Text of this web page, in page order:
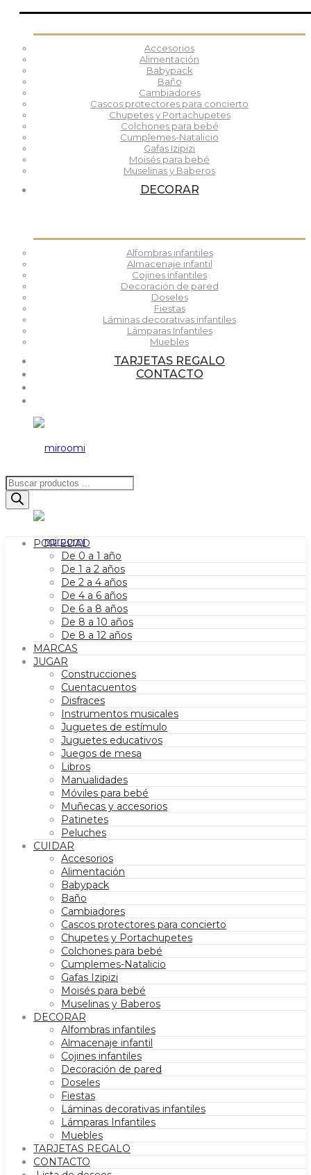
Accesorios
Alimentación
Babypack
Baño
Cambiadores
Cascos protectores para concierto
Chupetes y Portachupetes
Colchones para bebé
Cumplemes-Natalicio
Gafas Izipizi
Moisés para bebé
Muselinas y Baberos
DECORAR
Alfombras infantiles
Almacenaje infantil
Cojines infantiles
Decoración de pared
Doseles
Fiestas
Láminas decorativas infantiles
Lámparas Infantiles
Muebles
TARJETAS REGALO
CONTACTO
Búsqueda
de
productos
POR EDAD
De 0 a 1 año
De 1 a 2 años
De 2 a 4 años
De 4 a 6 años
De 6 a 8 años
De 8 a 10 años
De 8 a 12 años
MARCAS
JUGAR
Construcciones
Cuentacuentos
Disfraces
Instrumentos musicales
Juguetes de estímulo
Juguetes educativos
Juegos de mesa
Libros
Manualidades
Móviles para bebé
Muñecas y accesorios
Patinetes
Peluches
CUIDAR
Accesorios
Alimentación
Babypack
Baño
Cambiadores
Cascos protectores para concierto
Chupetes y Portachupetes
Colchones para bebé
Cumplemes-Natalicio
Gafas Izipizi
Moisés para bebé
Muselinas y Baberos
DECORAR
Alfombras infantiles
Almacenaje infantil
Cojines infantiles
Decoración de pared
Doseles
Fiestas
Láminas decorativas infantiles
Lámparas Infantiles
Muebles
TARJETAS REGALO
CONTACTO